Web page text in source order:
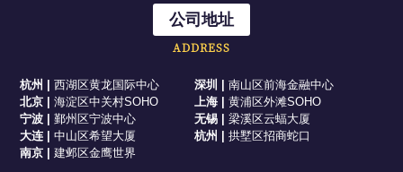
公司地址
ADDRESS
杭州 |西湖区黄龙国际中心 深圳
南山区前海金融中心
北京 |海淀区中关村SOHO 上海| 黄浦区外滩SOHO
宁波 |鄞州区宁波中心 无锡| 梁溪区云蝠大厦
大连 |中山区希望大厦 杭州
拱墅区招商蛇口
南京 |建邺区金鹰世界